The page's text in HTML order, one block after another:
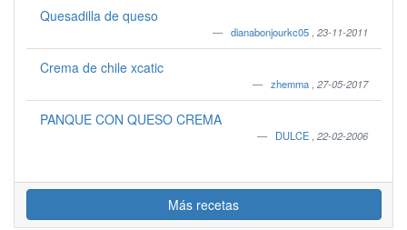
Quesadilla de queso
dianabonjourkc05 23-11-2011
Crema de chile xcatic
zhemma 27-05-2017
PANQUE CON QUESO CREMA
DULCE 22-02-2006
Más recetas